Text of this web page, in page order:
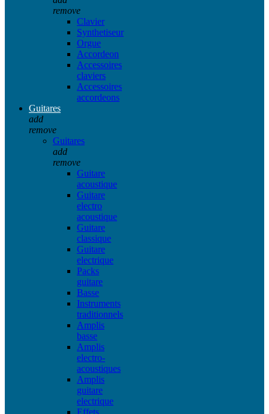
remove
Clavier
Synthetiseur
Orgue
Accordeon
Accessoires
claviers
Accessoires
accordeons
Guitares
add
remove
Guitares
add
remove
Guitare
acoustique
Guitare
electro
acoustique
Guitare
classique
Guitare
electrique
Packs
guitare
Basse
Instruments
traditionnels
Amplis
basse
Amplis
electro-
acoustiques
Amplis
guitare
electrique
Effets